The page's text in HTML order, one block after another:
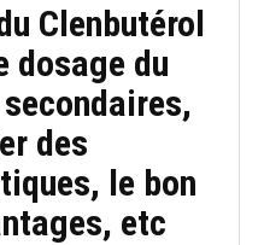
Clenbutérol
dosage du
des
le bon
etc